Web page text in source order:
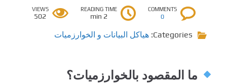
COMMENTS
0
READING TIME
2 min
VIEWS
502
Categories: هياكل البيانات و الخوارزميات
ما المقصود بالخوارزميات؟